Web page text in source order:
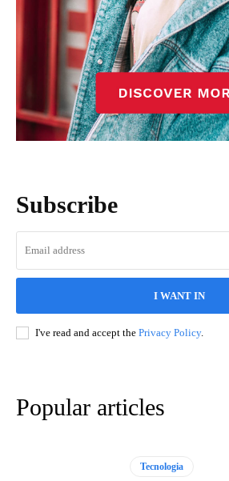
Subscribe
I WANT IN
I've read and accept the Privacy Policy.
Popular articles
Tecnologia